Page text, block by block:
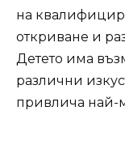
на
откриване и
Детето има
различни
привлича най-